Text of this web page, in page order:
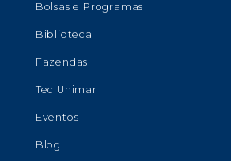
Bolsas e Programas
Biblioteca
Fazendas
Tec Unimar
Eventos
Blog